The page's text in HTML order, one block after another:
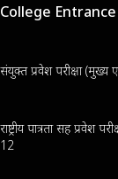
College
संयुक्त प्रवेश परीक्षा (मुख्य
राष्ट्रीय पात्रता सह प्रवेश
12